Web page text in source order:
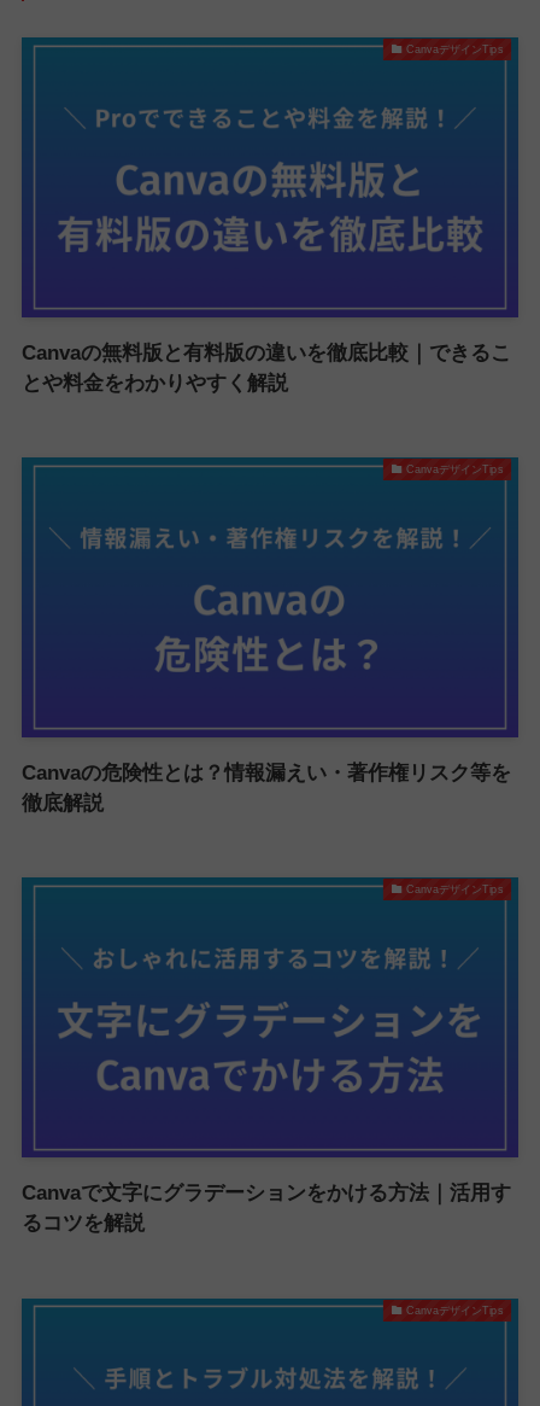
CanvaデザインTips
Canvaの無料版と有料版の違いを徹底比較｜できるこ
とや料金をわかりやすく解説
CanvaデザインTips
Canvaの危険性とは？情報漏えい・著作権リスク等を
徹底解説
CanvaデザインTips
Canvaで文字にグラデーションをかける方法｜活用す
るコツを解説
CanvaデザインTips